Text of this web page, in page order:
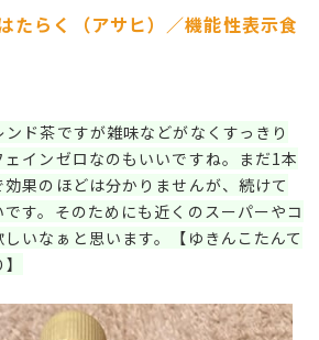
たらく（アサヒ）／機能性表示食
ド茶ですが雑味などがなくすっきり
インゼロなのもいいですね。まだ1本
果のほどは分かりませんが、続けて
す。そのためにも近くのスーパーやコ
いなぁと思います。【ゆきんこたんて